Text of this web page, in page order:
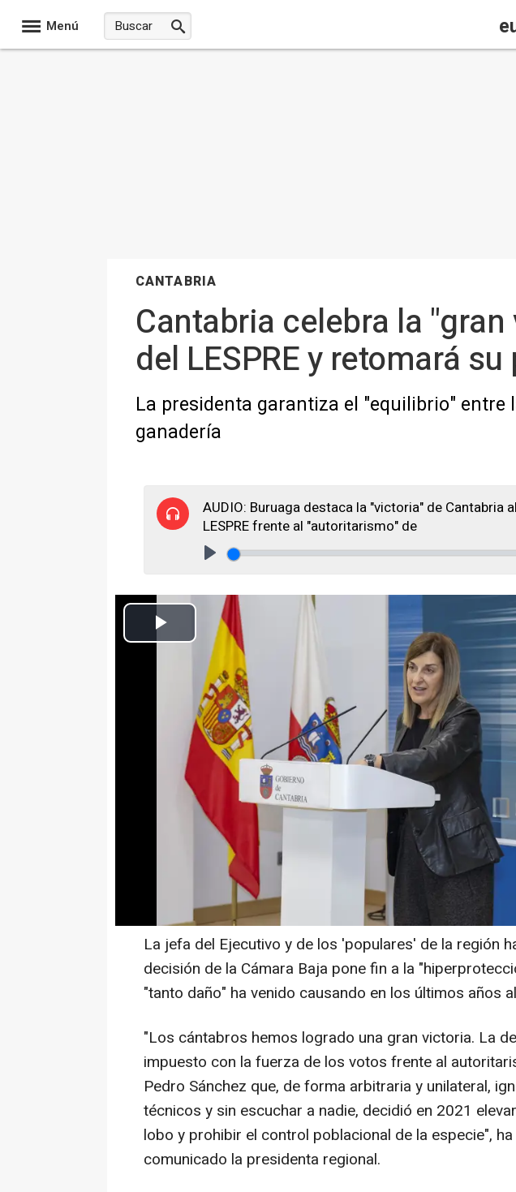
Menú
CANTABRIA
Cantabria celebra la
del LESPRE y retomará
La presidenta garantiza el "equilibrio" entre
ganadería
AUDIO: Buruaga destaca la "victoria" de Cantabria
LESPRE frente al "autoritarismo" de
Archivo - La presidenta de Cantabria, María José Sáenz de Buruaga, en rueda de
Europa Press Cantabria
Actualizado: jueves, 20 marzo 2025 20:07 Abrir opciones
IA Seguir en
SANTANDER, 20 Mar. (EUROPA PRESS) -
La presidenta regional, María José Sáenz de Buruaga,
una "gran victoria" de los cántabros la salida del lobo
Especies Silvestres en Régimen de Protección
jueves en el Congreso de los Diputados, y ha
autónoma retomará el plan de gestión que decayó en
tras la inclusión del cánido en el LESPRE,
su conservación y la protección de la ganadería.
La jefa del Ejecutivo y de los 'populares' de la región
decisión de la Cámara Baja pone fin a la
"tanto daño" ha venido causando en los últimos años
"Los cántabros hemos logrado una gran victoria. La
impuesto con la fuerza de los votos frente al
Pedro Sánchez que, de forma arbitraria y unilateral,
técnicos y sin escuchar a nadie, decidió en 2021
lobo y prohibir el control poblacional de la especie",
comunicado la presidenta regional.